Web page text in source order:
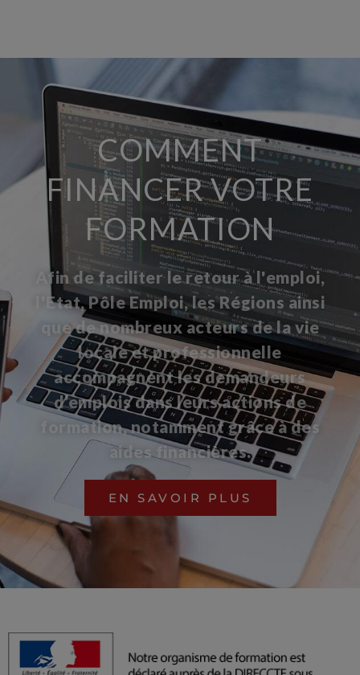
COMMENT
FINANCER VOTRE
FORMATION
Afin de faciliter le retour à l'emploi,
l'Etat, Pôle Emploi, les Régions ainsi
que de nombreux acteurs de la vie
locale et professionnelle
accompagnent les demandeurs
d’emplois dans leurs actions de
formation, notamment grâce à des
aides financières.
EN SAVOIR PLUS